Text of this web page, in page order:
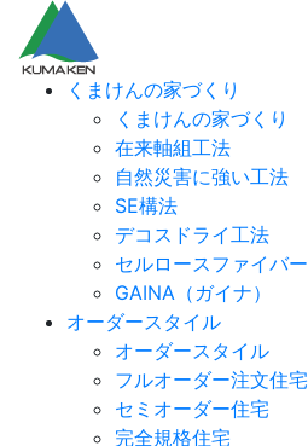
くまけんの家づくり
くまけんの家づくり
在来軸組工法
自然災害に強い工法
SE構法
デコスドライ工法
セルロースファイバー
GAINA（ガイナ）
オーダースタイル
オーダースタイル
フルオーダー注文住宅
セミオーダー住宅
完全規格住宅